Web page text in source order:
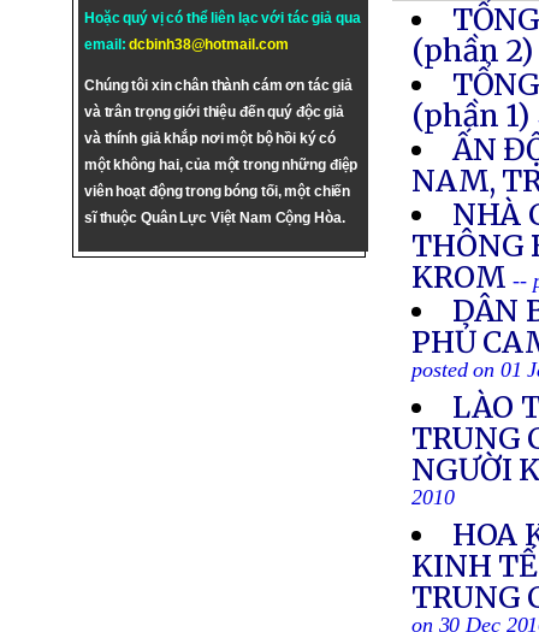
Hoặc quý vị có thể liên lạc với tác giả qua
email:dcbinh38@hotmail.com
Chúng tôi xin chân thành cám ơn tác giả
và trân trọng giới thiệu đến quý độc giả
và thính giả khắp nơi một bộ hồi ký có
một không hai, của một trong những điệp
viên hoạt động trong bóng tối, một chiến
sĩ thuộc Quân Lực Việt Nam Cộng Hòa.
(phần 2)
(phần 1)
ẤN
NAM,
NHÀ
THÔNG
KROM --
DÂN
PHỦ
posted on 01
LÀO
TRUNG
NGƯỜI
2010
HOA
KINH
TRUNG